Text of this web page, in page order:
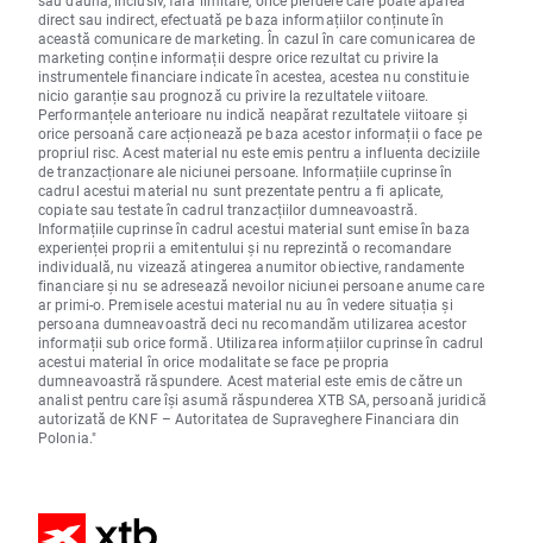
direct sau indirect, efectuată pe baza informațiilor conținute în
această comunicare de marketing. În cazul în care comunicarea de
marketing conține informații despre orice rezultat cu privire la
instrumentele financiare indicate în acestea, acestea nu constituie
nicio garanție sau prognoză cu privire la rezultatele viitoare.
Performanțele anterioare nu indică neapărat rezultatele viitoare și
orice persoană care acționează pe baza acestor informații o face pe
propriul risc. Acest material nu este emis pentru a influenta deciziile
de tranzacționare ale niciunei persoane. Informațiile cuprinse în
cadrul acestui material nu sunt prezentate pentru a fi aplicate,
copiate sau testate în cadrul tranzacțiilor dumneavoastră.
Informațiile cuprinse în cadrul acestui material sunt emise în baza
experienței proprii a emitentului și nu reprezintă o recomandare
individuală, nu vizează atingerea anumitor obiective, randamente
financiare și nu se adresează nevoilor niciunei persoane anume care
ar primi-o. Premisele acestui material nu au în vedere situația și
persoana dumneavoastră deci nu recomandăm utilizarea acestor
informații sub orice formă. Utilizarea informațiilor cuprinse în cadrul
acestui material în orice modalitate se face pe propria
dumneavoastră răspundere. Acest material este emis de către un
analist pentru care își asumă răspunderea XTB SA, persoană juridică
autorizată de KNF – Autoritatea de Supraveghere Financiara din
Polonia."